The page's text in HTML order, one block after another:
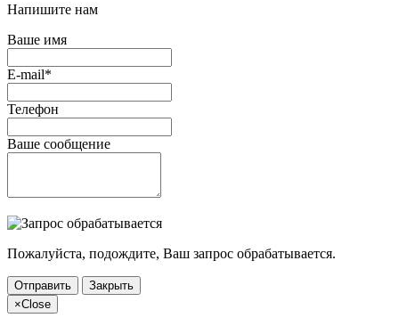
Напишите нам
Ваше имя
E-mail*
Телефон
Ваше сообщение
Пожалуйста, подождите, Ваш запрос обрабатывается.
Отправить
Закрыть
×Close